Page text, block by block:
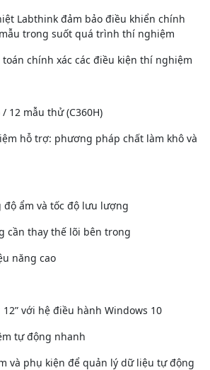
Labthink đảm bảo điều khiển chính
trong suốt quá trình thí nghiệm
chính xác các điều kiện thí nghiệm
12 mẫu thử (C360H)
hỗ trợ: phương pháp chất làm khô và
ẩm và tốc độ lưu lượng
cần thay thế lõi bên trong
năng cao
với hệ điều hành Windows 10
tự động nhanh
và phụ kiện để quản lý dữ liệu tự động